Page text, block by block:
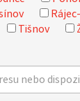
Tišnov